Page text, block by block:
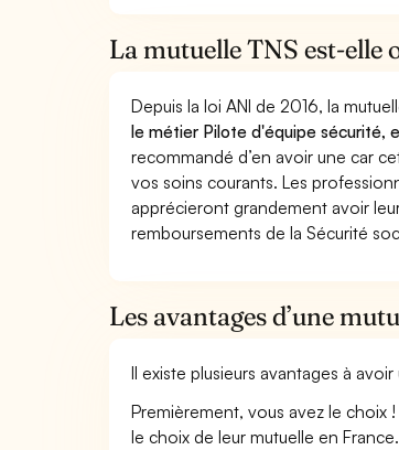
La mutuelle TNS est-elle
Depuis la loi ANI de 2016, la
le métier Pilote d'équipe sécurité,
recommandé d’en avoir une car
vos soins courants. Les
apprécieront grandement avoir
remboursements de la Sécurité
Les avantages d’une
Il existe plusieurs avantages à
Premièrement, vous avez le choix
le choix de leur mutuelle en